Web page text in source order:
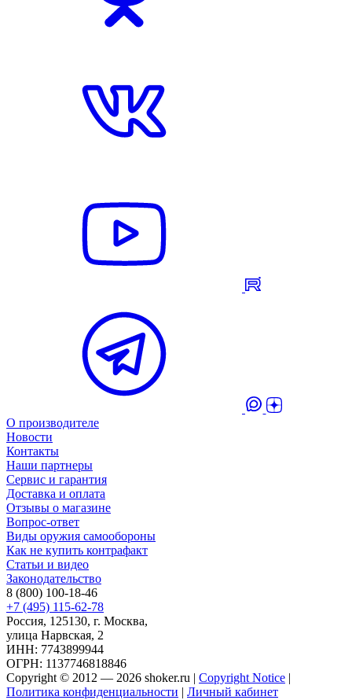
О производителе
Новости
Контакты
Наши партнеры
Сервис и гарантия
Доставка и оплата
Отзывы о магазине
Вопрос-ответ
Виды оружия самообороны
Как не купить контрафакт
Статьи и видео
Законодательство
8 (800) 100-18-46
+7 (495) 115-62-78
Россия, 125130, г. Москва,
улица Нарвская, 2
ИНН: 7743899944
ОГРН: 1137746818846
Copyright © 2012 — 2026 shoker.ru | Copyright Notice |
Политика конфиденциальности | Личный кабинет